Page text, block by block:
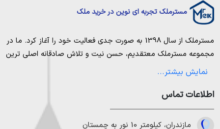
مسترملک تجربه ای نوین در خرید ملک
مسترملک
از سال 1398 به صورت جدی فعالیت خود را آغاز کرد. ما در
مجموعه مسترملک معتقدیم، حسن نیت و تلاش صادقانه اصلی ترین
عامل پیروزی و موفقیت در حوزه املاک بوده و از این رو تمام مساعی
مشتریانمان به ارمغان بیاوریم. مسترملک صرفاً در شهر های مرکزی
مازندران خرید و فروش ملک انجام می‌دهد. برای
خرید ملک در شمال
،خرید زمین در نور ، خرید زمین در چمستان
خرید زمین در نوشهر
نمایش بیشتر...
اطلاعات تماس
مازندران، کیلومتر 10 نور به چمستان